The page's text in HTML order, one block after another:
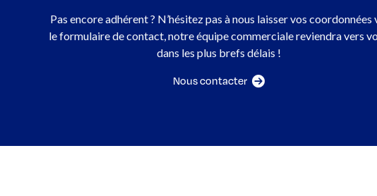
Pas encore adhérent ? N’hésitez pas à nous laisser vos coordonnées
le formulaire de contact, notre équipe commerciale reviendra vers
dans les plus brefs délais !
Nous contacter